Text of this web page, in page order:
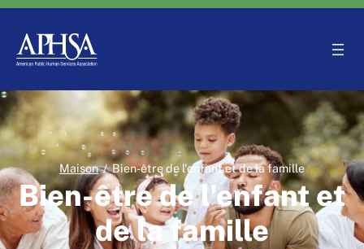
Aller
contenu
Maison/Bien-être de l'enfant et de la famille
Bien-être de l'enfant et
de la famille